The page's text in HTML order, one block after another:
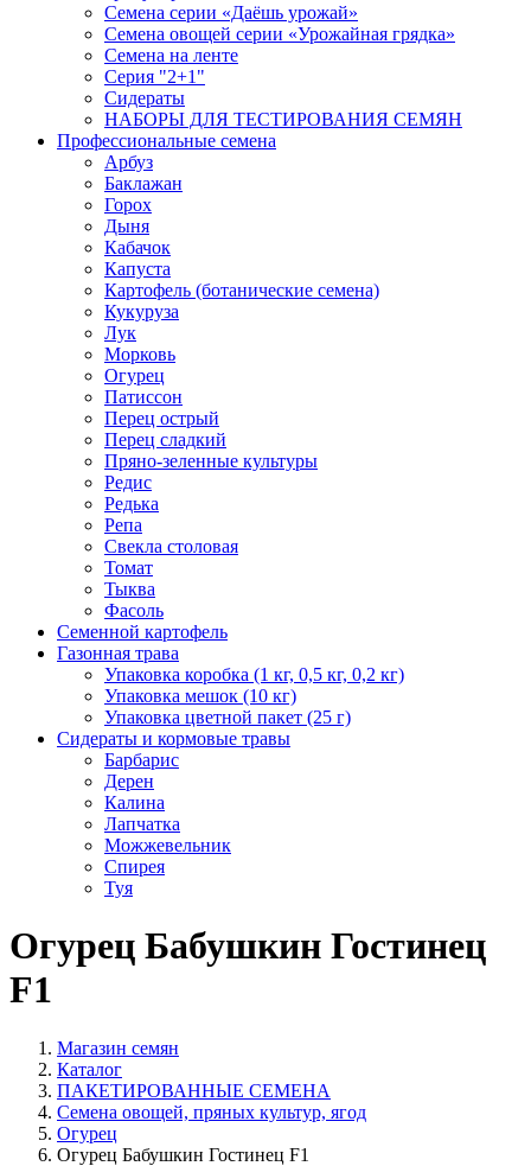
Семена серии «Даёшь урожай»
Семена овощей серии «Урожайная грядка»
Семена на ленте
Серия "2+1"
Сидераты
НАБОРЫ ДЛЯ ТЕСТИРОВАНИЯ СЕМЯН
Профессиональные семена
Арбуз
Баклажан
Горох
Дыня
Кабачок
Капуста
Картофель (ботанические семена)
Кукуруза
Лук
Морковь
Огурец
Патиссон
Перец острый
Перец сладкий
Пряно-зеленные культуры
Редис
Редька
Репа
Свекла столовая
Томат
Тыква
Фасоль
Семенной картофель
Газонная трава
Упаковка коробка (1 кг, 0,5 кг, 0,2 кг)
Упаковка мешок (10 кг)
Упаковка цветной пакет (25 г)
Сидераты и кормовые травы
Барбарис
Дерен
Калина
Лапчатка
Можжевельник
Спирея
Туя
Огурец Бабушкин Гостинец
F1
Магазин семян
Каталог
ПАКЕТИРОВАННЫЕ СЕМЕНА
Семена овощей, пряных культур, ягод
Огурец
Огурец Бабушкин Гостинец F1